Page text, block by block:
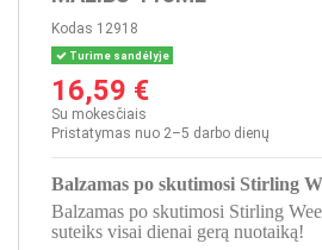
Kodas 12918
Turime sandėlyje
16,59 €
Su mokesčiais
Pristatymas nuo 2–5 darbo dienų
Balzamas po skutimosi Stirling
Balzamas po skutimosi Stirling
suteiks visai dienai gerą nuotaiką!